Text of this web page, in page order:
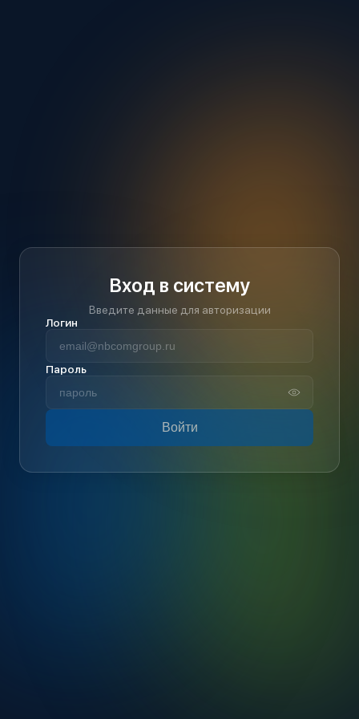
Вход в систему
Введите данные для авторизации
Логин
Пароль
Войти